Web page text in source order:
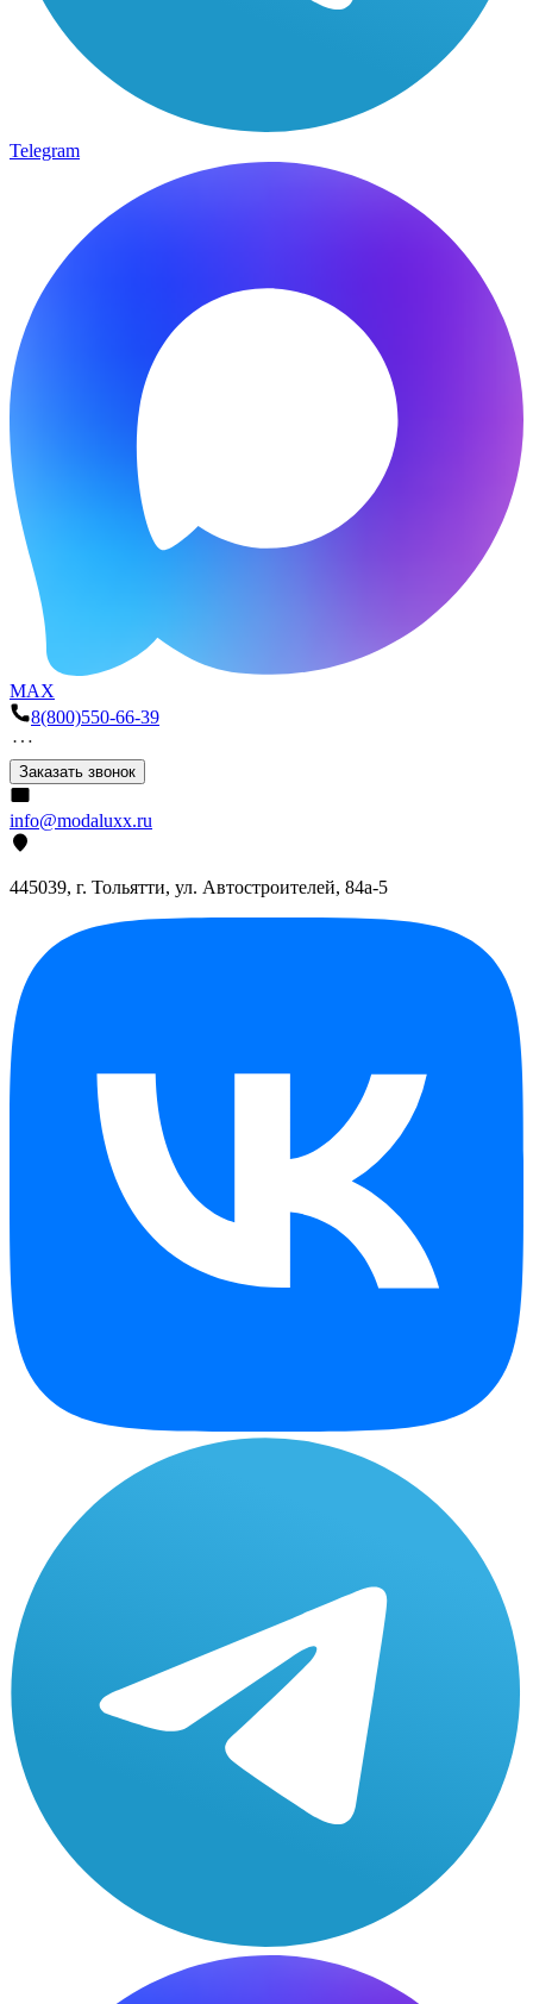
Telegram
MAX
8(800)550-66-39
Заказать звонок
info@modaluxx.ru
445039, г. Тольятти, ул. Автостроителей, 84а-5